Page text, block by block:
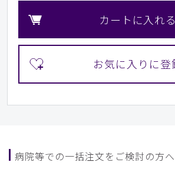
カートに入れる
病院等での一括注文をご検討の方へ